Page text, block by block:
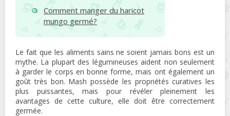
Comment manger du haricot
mungo germé?
Le fait que les aliments sains ne soient jamais bons est un
mythe. La plupart des légumineuses aident non seulement
à garder le corps en bonne forme, mais ont également un
goût très bon. Mash possède les propriétés curatives les
plus puissantes, mais pour révéler pleinement les
avantages de cette culture, elle doit être correctement
germée.